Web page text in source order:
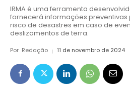
Amazônia
IRMA é uma ferramenta
fornecerá informações preventivas
risco de desastres em caso de
deslizamentos de terra.
Por Redação 11 de novembro de 2024